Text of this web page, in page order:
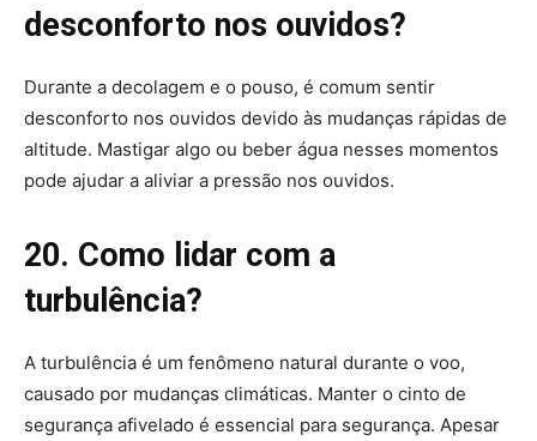
desconforto nos ouvidos?
Durante a decolagem e o pouso, é comum sentir
desconforto nos ouvidos devido às mudanças rápidas de
altitude. Mastigar algo ou beber água nesses momentos
pode ajudar a aliviar a pressão nos ouvidos.
20. Como lidar com a
turbulência?
A turbulência é um fenômeno natural durante o voo,
causado por mudanças climáticas. Manter o cinto de
segurança afivelado é essencial para segurança. Apesar